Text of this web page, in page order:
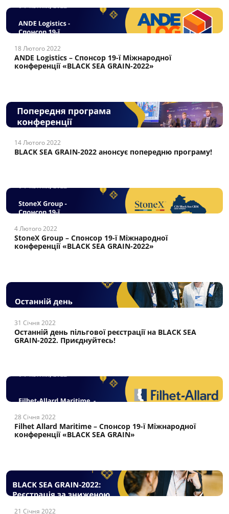
18 Лютого 2022
ANDE Logistics – Cпонсор 19-ї Міжнародної
конференції «BLACK SEA GRAIN-2022»
14 Лютого 2022
BLACK SEA GRAIN-2022 анонсує попередню програму!
4 Лютого 2022
StoneX Group – Cпонсор 19-ї Міжнародної
конференції «BLACK SEA GRAIN-2022»
31 Січня 2022
Останній день пільгової реєстрації на BLACK SEA
GRAIN-2022. Приєднуйтесь!
28 Січня 2022
Filhet Allard Maritime – Спонсор 19-ї Міжнародної
конференції «BLACK SEA GRAIN»
21 Січня 2022